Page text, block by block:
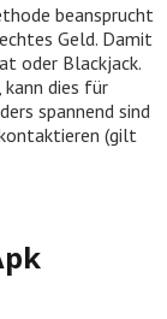
beansprucht
Geld. Damit
oder Blackjack.
dies für
spannend sind
(gilt